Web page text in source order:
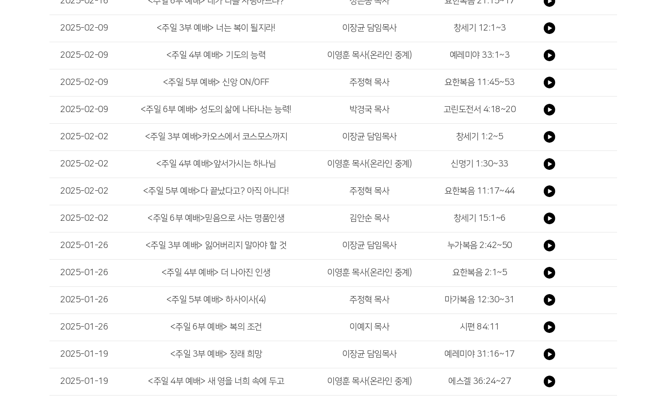
2025-02-09 <주일 3부 예배> 너는 복이 될지라! 이장균 담임목사 창세기 12:1~3
2025-02-09 <주일 4부 예배> 기도의 능력 이영훈 목사(온라인 중계) 예레미야 33:1~3
2025-02-09 <주일 5부 예배> 신앙 ON/OFF 주정혁 목사 요한복음 11:45~53
2025-02-09 <주일 6부 예배> 성도의 삶에 나타나는 능력! 박경국 목사 고린도전서 4:18~20
2025-02-02 <주일 3부 예배>카오스에서 코스모스까지 이장균 담임목사 창세기 1:2~5
2025-02-02 <주일 4부 예배>앞서가시는 하나님 이영훈 목사(온라인 중계) 신명기 1:30~33
2025-02-02 <주일 5부 예배>다 끝났다고? 아직 아니다! 주정혁 목사 요한복음 11:17~44
2025-02-02 <주일 6부 예배>믿음으로 사는 명품인생 김안순 목사 창세기 15:1~6
2025-01-26 <주일 3부 예배> 잃어버리지 말아야 할 것 이장균 담임목사 누가복음 2:42~50
2025-01-26 <주일 4부 예배> 더 나아진 인생 이영훈 목사(온라인 중계) 요한복음 2:1~5
2025-01-26 <주일 5부 예배> 하사이사(4) 주정혁 목사 마가복음 12:30~31
2025-01-26 <주일 6부 예배> 복의 조건 이예지 목사 시편 84:11
2025-01-19 <주일 3부 예배> 장래 희망 이장균 담임목사 예레미야 31:16~17
2025-01-19 <주일 4부 예배> 새 영을 너희 속에 두고 이영훈 목사(온라인 중계) 에스겔 36:24~27